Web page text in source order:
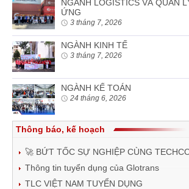
NGÀNH LOGISTICS VÀ QUẢN
ỨNG
3 tháng 7, 2026
NGÀNH KINH TẾ
3 tháng 7, 2026
NGÀNH KẾ TOÁN
24 tháng 6, 2026
Thông báo, kế hoạch
🚀 BỨT TỐC SỰ NGHIỆP CÙNG
Thông tin tuyển dụng của Glotrans
TLC VIỆT NAM TUYỂN DỤNG